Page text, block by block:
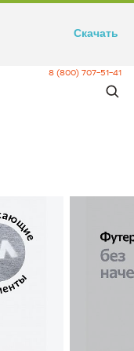
8 (800) 707-51-41
Скачать